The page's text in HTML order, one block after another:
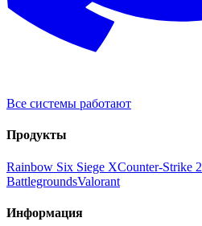
Все системы работают
Продукты
Rainbow Six Siege XCounter-Strike 2
BattlegroundsValorant
Информация